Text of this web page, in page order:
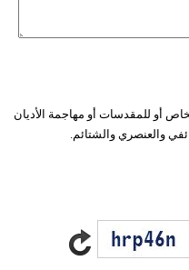
أو للمقدسات أو مهاجمة الأديان
والعنصري والشتائم.